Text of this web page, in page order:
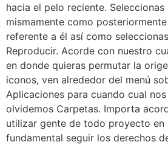
hacia el pelo reciente.
mismamente­ como
referente a él así­ como
Reproducir. Acorde con nuestro
en donde quieras permutar la
iconos, ven alrededor del menú
Aplicaciones para cuando cual
olvidemos Carpetas. Importa
utilizar gente de todo proyecto en
fundamental seguir los derechos